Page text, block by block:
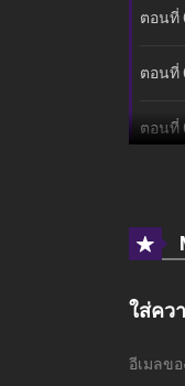
ตอนที่
ตอนที่
ตอนที่
ตอนที่
ใส่คว
อีเมลข